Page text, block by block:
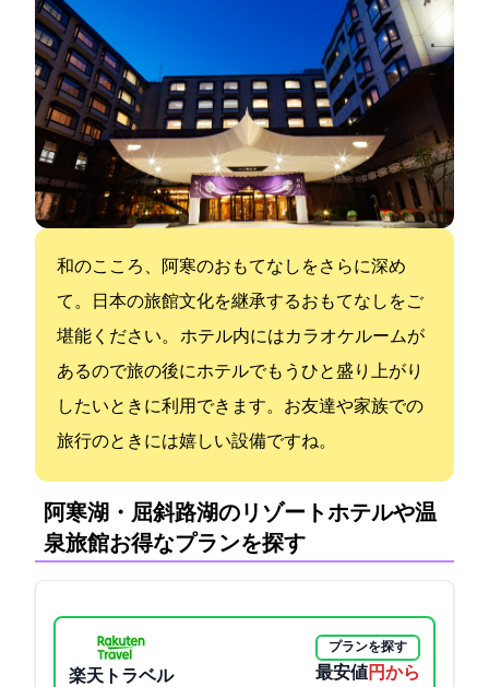
和のこころ、阿寒のおもてなしをさらに深め
て。日本の旅館文化を継承するおもてなしをご
堪能ください。 ホテル内にはカラオケルームが
あるので旅の後にホテルでもうひと盛り上がり
したいときに利用できます。お友達や家族での
旅行のときには嬉しい設備ですね。
阿寒湖・屈斜路湖のリゾートホテルや温
泉旅館:お得なプランを探す
楽天トラベル
プランを探す
最安値11550円から